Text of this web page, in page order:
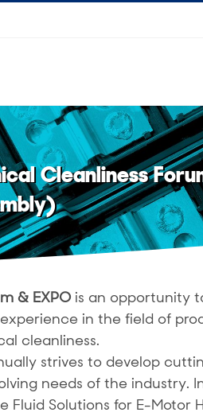
Cleanliness
& EXPOis an opportunity
in the field of
cleanliness.
strives to develop
needs of the industry.
Fluid Solutions for E-Motor